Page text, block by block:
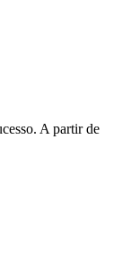
A partir de